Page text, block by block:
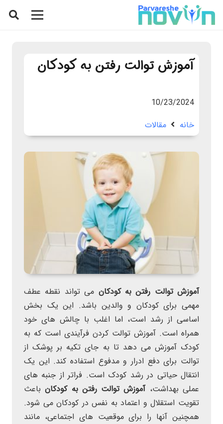
آموزش توالت رفتن به کودکان
10/23/2024
خانه
مقالات
آموزش توالت رفتن به کودکان می تواند نقطه عطف
مهمی برای کودکان و والدین باشد. این یک بخش
اساسی از رشد است، اما اغلب با چالش های خود
همراه است. آموزش توالت کردن فرآیندی است که به
کودک آموزش می دهد تا به جای تکیه بر پوشک از
توالت برای دفع ادرار و مدفوع استفاده کند. این یک
انتقال حیاتی در رشد کودک است. فراتر از جنبه های
عملی بهداشت،آموزش توالت رفتن به کودکانباعث
تقویت استقلال و اعتماد به نفس در کودکان می شود.
همچنین آنها را برای موقعیت های اجتماعی، مانند